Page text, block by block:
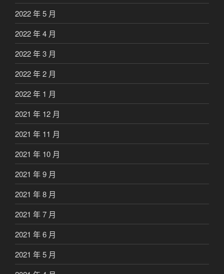
2022 年 5 月
2022 年 4 月
2022 年 3 月
2022 年 2 月
2022 年 1 月
2021 年 12 月
2021 年 11 月
2021 年 10 月
2021 年 9 月
2021 年 8 月
2021 年 7 月
2021 年 6 月
2021 年 5 月